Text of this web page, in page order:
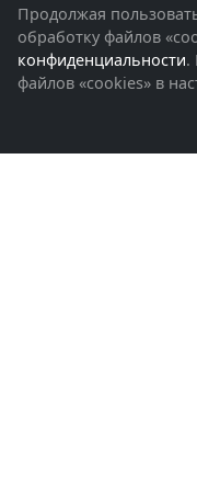
Помощь
Об
Продолжая
обработку файлов
конфиденциальности.
файлов «cookies» в